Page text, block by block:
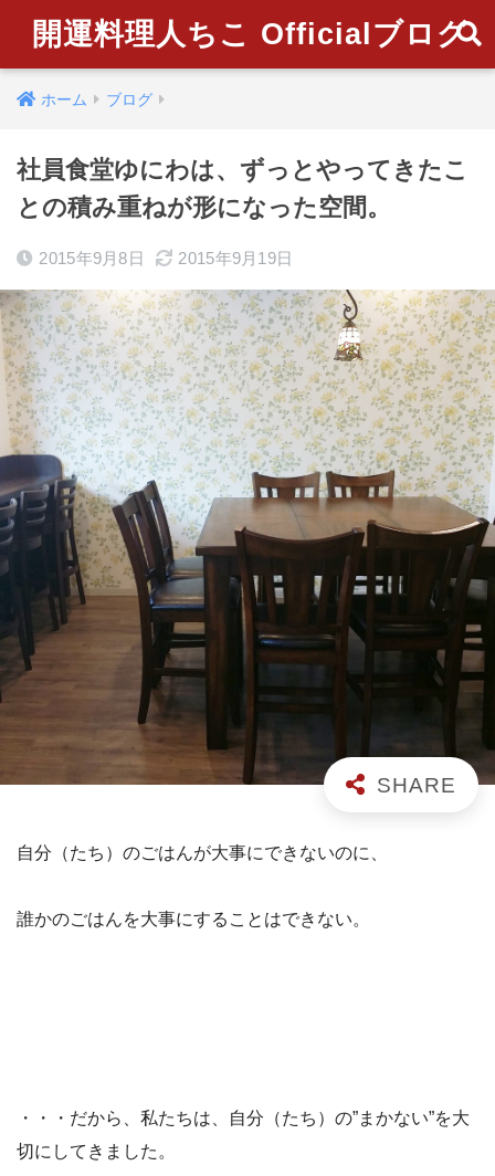
開運料理人ちこ Officialブログ
ホーム ブログ
社員食堂ゆにわは、ずっとやってきたこ
との積み重ねが形になった空間。
2015年9月8日 2015年9月19日
自分（たち）のごはんが大事にできないのに、
誰かのごはんを大事にすることはできない。
・・・だから、私たちは、自分（たち）の”まかない”を大
切にしてきました。